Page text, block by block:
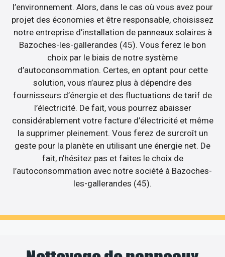
l’environnement. Alors, dans le cas où vous avez pour
projet des économies et être responsable, choisissez
notre entreprise d’installation de panneaux solaires à
Bazoches-les-gallerandes (45). Vous ferez le bon
choix par le biais de notre système
d’autoconsommation. Certes, en optant pour cette
solution, vous n’aurez plus à dépendre des
fournisseurs d’énergie et des fluctuations de tarif de
l’électricité. De fait, vous pourrez abaisser
considérablement votre facture d’électricité et même
la supprimer pleinement. Vous ferez de surcroît un
geste pour la planète en utilisant une énergie net. De
fait, n’hésitez pas et faites le choix de
l’autoconsommation avec notre société à Bazoches-
les-gallerandes (45).